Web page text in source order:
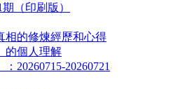
（印刷版）
相的修煉經歷和心得
的個人理解
20260715-20260721